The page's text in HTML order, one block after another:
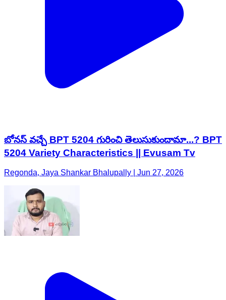
బోనస్ వచ్చే BPT 5204 గురించి తెలుసుకుందామా...? BPT
5204 Variety Characteristics || Evusam Tv
Regonda, Jaya Shankar Bhalupally | Jun 27, 2026